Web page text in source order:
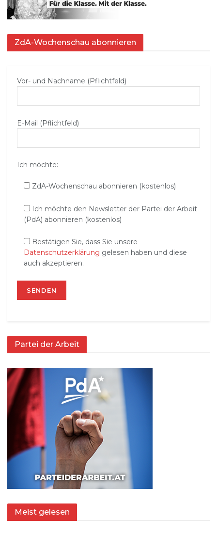
ZdA-Wochenschau abonnieren
Vor- und Nachname (Pflichtfeld)
E‑Mail (Pflichtfeld)
Ich möchte:
ZdA-Wochenschau abonnieren (kostenlos)
Ich möchte den Newsletter der Partei der Arbeit
(PdA) abonnieren (kostenlos)
Bestätigen Sie, dass Sie unsere
Datenschutzerklärung gelesen haben und diese
auch akzeptieren.
Partei der Arbeit
Meist gelesen